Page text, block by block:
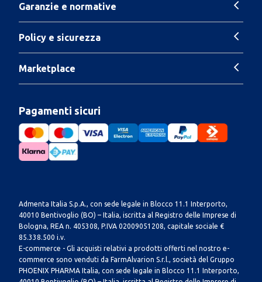
Garanzie e normative
Policy e sicurezza
Marketplace
Pagamenti sicuri
Admenta Italia S.p.A., con sede legale in Blocco 11.1 Interporto,
40010 Bentivoglio (BO) – Italia, iscritta al Registro delle Imprese di
Bologna, REA n. 405308, P.IVA 02009051208, capitale sociale €
85.338.500 i.v.
E-commerce - Gli acquisti relativi a prodotti offerti nel nostro e-
commerce sono venduti da FarmAlvarion S.r.l., società del Gruppo
PHOENIX PHARMA Italia, con sede legale in Blocco 11.1 Interporto,